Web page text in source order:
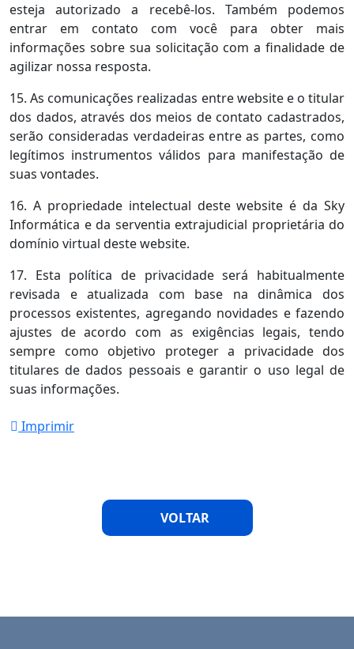
esteja autorizado a recebê-los. Também podemos
entrar em contato com você para obter mais
informações sobre sua solicitação com a finalidade de
agilizar nossa resposta.
15. As comunicações realizadas entre website e o titular
dos dados, através dos meios de contato cadastrados,
serão consideradas verdadeiras entre as partes, como
legítimos instrumentos válidos para manifestação de
suas vontades.
16. A propriedade intelectual deste website é da Sky
Informática e da serventia extrajudicial proprietária do
domínio virtual deste website.
17. Esta política de privacidade será habitualmente
revisada e atualizada com base na dinâmica dos
processos existentes, agregando novidades e fazendo
ajustes de acordo com as exigências legais, tendo
sempre como objetivo proteger a privacidade dos
titulares de dados pessoais e garantir o uso legal de
suas informações.
Imprimir
VOLTAR